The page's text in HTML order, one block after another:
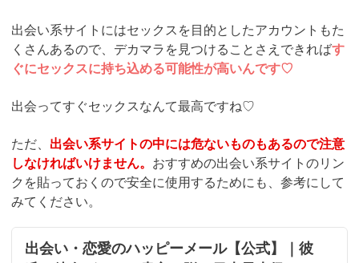
出会い系サイトにはセックスを目的としたアカウントもた
くさんあるので、デカマラを見つけることさえできればす
ぐにセックスに持ち込める可能性が高いんです♡
出会ってすぐセックスなんて最高ですね♡
ただ、 出会い系サイトの中には危ないものもあるので注意
しなければいけません。 おすすめの出会い系サイトのリン
クを貼っておくので安全に使用するためにも、参考にして
みてください。
出会い・恋愛のハッピーメール【公式】｜彼